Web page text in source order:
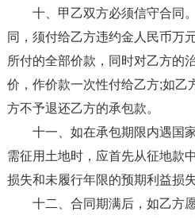
十、甲乙双方必须信守合同
同，须付给乙方违约金人民币万
所付的全部价款，同时对乙方的
价，作价款一次性付给乙方;如乙
方不予退还乙方的承包款。
十一、如在承包期限内遇国
需征用土地时，应首先从征地款
损失和未履行年限的预期利益损失
十二、合同期满后，如乙方